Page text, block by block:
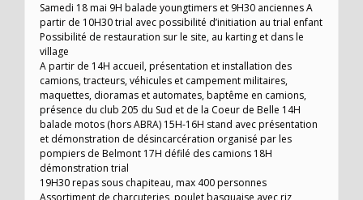
Samedi 18 mai 9H balade youngtimers et 9H30 anciennes A
partir de 10H30 trial avec possibilité d’initiation au trial enfant
Possibilité de restauration sur le site, au karting et dans le
village
A partir de 14H accueil, présentation et installation des
camions, tracteurs, véhicules et campement militaires,
maquettes, dioramas et automates, baptême en camions,
présence du club 205 du Sud et de la Coeur de Belle 14H
balade motos (hors ABRA) 15H-16H stand avec présentation
et démonstration de désincarcération organisé par les
pompiers de Belmont 17H défilé des camions 18H
démonstration trial
19H30 repas sous chapiteau, max 400 personnes